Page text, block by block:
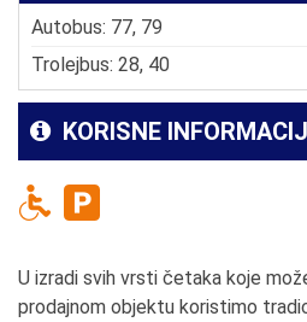
Autobus: 77, 79
Trolejbus: 28, 40
KORISNE
U izradi svih vrsti četaka koje
prodajnom objektu koristimo